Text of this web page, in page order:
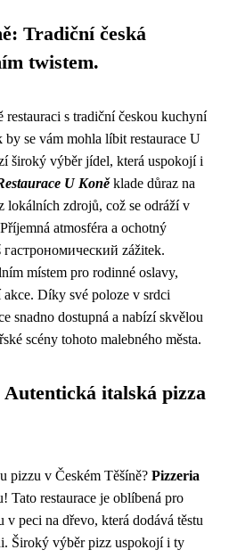
Tradiční česká
twistem.
restauraci s tradiční českou kuchyní
by se vám mohla líbit restaurace U
široký výběr jídel, která uspokojí i
U Koněklade důraz na
lokálních zdrojů, což se odráží v
atmosféra a ochotný
zážitek.
místem pro rodinné oslavy,
Díky své poloze v srdci
snadno dostupná a nabízí skvělou
scény tohoto malebného města.
italská pizza
pizzu v Českém Těšíně? Pizzeria
Tato restaurace je oblíbená pro
v peci na dřevo, která dodává těstu
Široký výběr pizz uspokojí i ty